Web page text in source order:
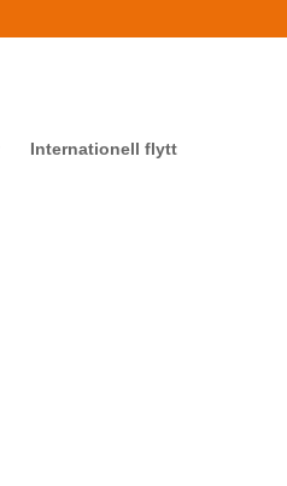
Internationell flytt